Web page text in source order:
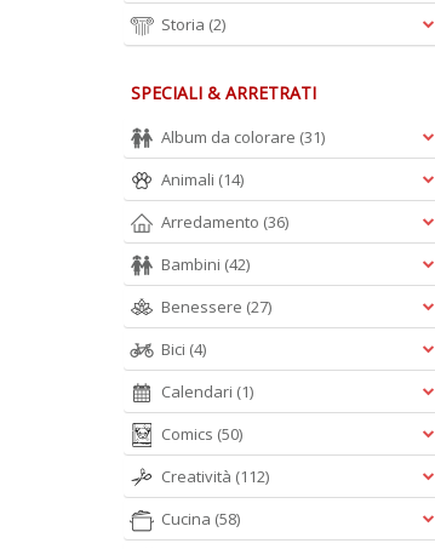
GIGANTI RACCOLTA N.3
3.50 €
SUDOKU GIGANTI RACCOLTA N.2
6.90 €
F
ACILI CRUCIVERBA GIGANTI RACCOLTA N.5
Storia (2)
SPECIALI & ARRETRATI
Album da colorare (31)
Animali (14)
Arredamento (36)
Bambini (42)
Benessere (27)
Bici (4)
Calendari (1)
Comics (50)
Creatività (112)
Cucina (58)